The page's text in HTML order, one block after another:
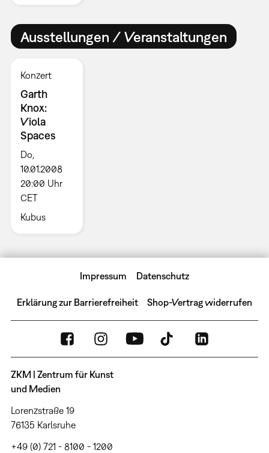
Ausstellungen / Veranstaltungen
Konzert
Garth
Knox:
Viola
Spaces
Do,
10.01.2008
20:00 Uhr
CET
Kubus
Impressum Datenschutz
Erklärung zur Barrierefreiheit Shop-Vertrag widerrufen
ZKM | Zentrum für Kunst
und Medien
Lorenzstraße 19
76135 Karlsruhe
+49 (0) 721 - 8100 - 1200